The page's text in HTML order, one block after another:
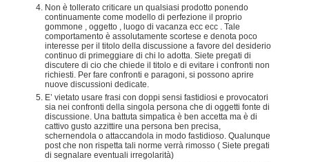
Non è tollerato criticare un qualsiasi prodotto ponendo
continuamente come modello di perfezione il proprio
gommone , oggetto , luogo di vacanza ecc ecc . Tale
comportamento è assolutamente scortese e denota poco
interesse per il titolo della discussione a favore del desiderio
continuo di primeggiare di chi lo adotta. Siete pregati di
discutere di cio che chiede il titolo e di evitare i confronti non
richiesti. Per fare confronti e paragoni, si possono aprire
nuove discussioni dedicate.
E’ vietato usare frasi con doppi sensi fastidiosi e provocatori
sia nei confronti della singola persona che di oggetti fonte di
discussione. Una battuta simpatica è ben accetta ma è di
cattivo gusto azzittire una persona ben precisa,
schernendola o attaccandola in modo fastidioso. Qualunque
post che non rispetta tali norme verrà rimosso ( Siete pregati
di segnalare eventuali irregolarità)